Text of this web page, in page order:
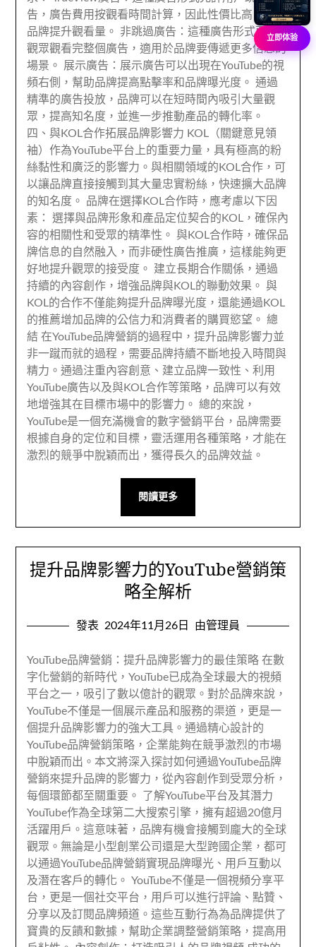
告，廣告費用按觀看時間計算，因此性價比高，適合
品牌提升觀看量。 非跳過廣告：這種廣告形式要求
觀眾觀看完整個廣告，適用於品牌要傳遞更多信息的
場景。 展示廣告：展示廣告可以出現在YouTube的視
頻右側，幫助品牌提高點擊率和品牌曝光度。 通過
精準的廣告投放，品牌可以在短時間內吸引大量觀
眾，提高知名度，並進一步推動產品的轉化率。
四、與KOL合作拓展品牌影響力 KOL（關鍵意見領
袖）作為YouTube平台上的重要力量，具有極高的粉
絲黏性和廣泛的影響力。與相關領域的KOL合作，可
以讓品牌直接接觸到其大量忠實粉絲，快速擴大品牌
的知名度。 品牌在選擇KOL合作時，應考慮以下因
素： 選擇與品牌形象和產品定位契合的KOL，確保內
容的相關性和受眾的精準性。 與KOL合作時，確保品
牌信息的自然融入，而非硬性廣告推廣，這樣能夠更
好地提升觀眾的接受度。 建立長期合作關係，通過
持續的內容創作，增強品牌與KOL的聯動效果。 與
KOL的合作不僅能夠提升品牌曝光度，還能通過KOL
的推薦增加品牌的公信力和消費者的購買慾望。 總
結 在YouTube品牌營銷的過程中，提升品牌影響力並
非一蹴而就的過程，需要品牌持續不斷地投入時間與
精力。通過注重內容創意、建立品牌一致性、利用
YouTube廣告以及與KOL合作等策略，品牌可以有效
地增強其在目標市場中的影響力。 總的來說，
YouTube是一個充滿機會的數字營銷平台，品牌需要
根據自身的定位和目標，靈活運用各種策略，才能在
激烈的競爭中脫穎而出，獲得長久的品牌效益。
閱讀更多
提升品牌影響力的YouTube營銷策
略全解析
發表 2024年11月26日 由管理員
YouTube品牌營銷：提升品牌影響力的最佳策略 在數
字化營銷的新時代，YouTube已成為全球最大的視頻
平台之一，吸引了數以億計的觀眾。對於品牌來說，
YouTube不僅是一個展示產品和服務的渠道，更是一
個提升品牌影響力的強大工具。通過精心設計的
YouTube品牌營銷策略，企業能夠在競爭激烈的市場
中脫穎而出。本文將深入探討如何通過YouTube品牌
營銷來提升品牌的影響力，從內容創作到受眾分析，
每個環節都至關重要。 了解YouTube平台及其潛力
YouTube作為全球第二大搜索引擎，擁有超過20億月
活躍用戶。這意味著，品牌有機會接觸到龐大的全球
觀眾。無論是小型創業公司還是大型跨國企業，都可
以通過YouTube品牌營銷實現品牌曝光、用戶互動以
及潛在客戶的轉化。 YouTube不僅是一個視頻分享平
台，更是一個社交平台，用戶可以進行評論、點贊、
分享以及訂閱品牌頻道。這些互動行為為品牌提供了
寶貴的反饋和數據，幫助企業調整營銷策略，提高用
立即体验